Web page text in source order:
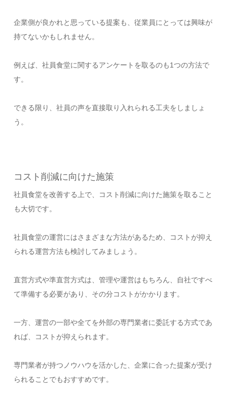
企業側が良かれと思っている提案も、従業員にとっては興味が
持てないかもしれません。
例えば、社員食堂に関するアンケートを取るのも1つの方法で
す。
できる限り、社員の声を直接取り入れられる工夫をしましょ
う。
コスト削減に向けた施策
社員食堂を改善する上で、コスト削減に向けた施策を取ること
も大切です。
社員食堂の運営にはさまざまな方法があるため、コストが抑え
られる運営方法も検討してみましょう。
直営方式や準直営方式は、管理や運営はもちろん、自社ですべ
て準備する必要があり、その分コストがかかります。
一方、運営の一部や全てを外部の専門業者に委託する方式であ
れば、コストが抑えられます。
専門業者が持つノウハウを活かした、企業に合った提案が受け
られることでもおすすめです。